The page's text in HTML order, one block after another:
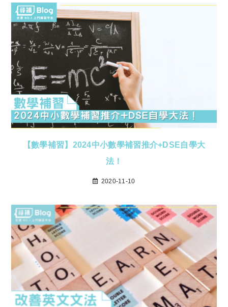
【數學補習】2024中小數學補習推介+DSE自學大
法！
2020-11-10